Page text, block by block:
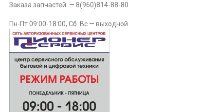
Заказа запчастей — 8(960)814-88-80
Пн-Пт 09:00-18:00, Сб. Вс — выходной.